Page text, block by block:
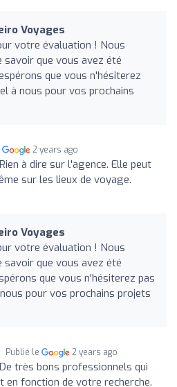
Voyages
votre évaluation ! Nous
savoir que vous avez été
que vous n'hésiterez
à nous pour vos prochains
2 years ago
Rien à dire sur l'agence. Elle peut
sur les lieux de voyage.
Voyages
votre évaluation ! Nous
savoir que vous avez été
que vous n'hésiterez pas
pour vos prochains projets
Publié le 2 years ago
De très bons professionnels qui
en fonction de votre recherche.